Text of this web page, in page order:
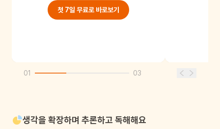
첫 7일 무료로 바로보기
01 03
생각을 확장하며 추론하고 독해해요